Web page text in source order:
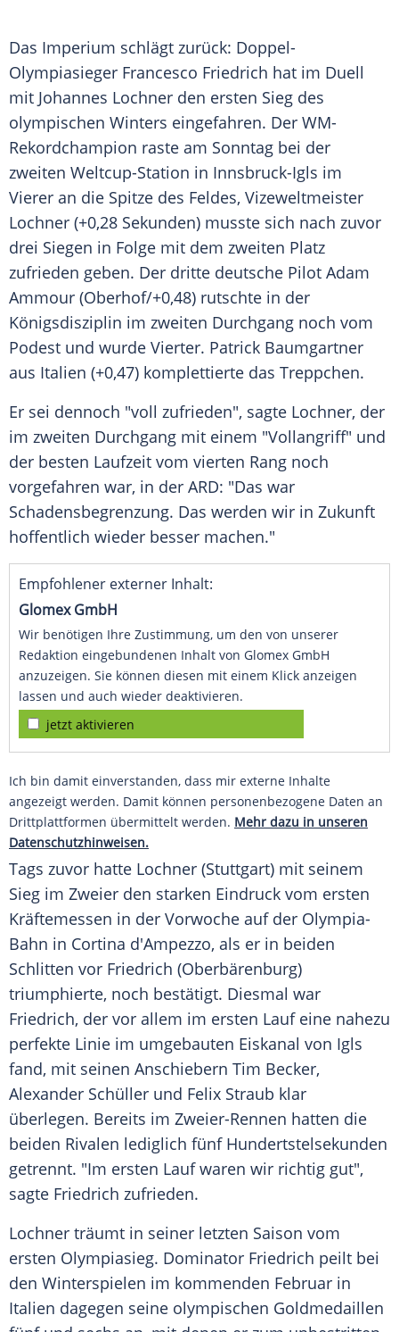
Das Imperium schlägt zurück: Doppel-
Olympiasieger Francesco Friedrich hat im Duell
mit Johannes Lochner den ersten Sieg des
olympischen Winters eingefahren. Der WM-
Rekordchampion raste am Sonntag bei der
zweiten Weltcup-Station in Innsbruck-Igls im
Vierer an die Spitze des Feldes, Vizeweltmeister
Lochner (+0,28 Sekunden) musste sich nach zuvor
drei Siegen in Folge mit dem zweiten Platz
zufrieden geben. Der dritte deutsche Pilot Adam
Ammour (Oberhof/+0,48) rutschte in der
Königsdisziplin im zweiten Durchgang noch vom
Podest und wurde Vierter. Patrick Baumgartner
aus Italien (+0,47) komplettierte das Treppchen.
Er sei dennoch "voll zufrieden", sagte Lochner, der
im zweiten Durchgang mit einem "Vollangriff" und
der besten Laufzeit vom vierten Rang noch
vorgefahren war, in der ARD: "Das war
Schadensbegrenzung. Das werden wir in Zukunft
hoffentlich wieder besser machen."
Empfohlener externer Inhalt:
Glomex GmbH
Wir benötigen Ihre Zustimmung, um den von unserer
Redaktion eingebundenen Inhalt von Glomex GmbH
anzuzeigen. Sie können diesen mit einem Klick anzeigen
lassen und auch wieder deaktivieren.
jetzt aktivieren
Ich bin damit einverstanden, dass mir externe Inhalte
angezeigt werden. Damit können personenbezogene Daten an
Drittplattformen übermittelt werden. Mehr dazu in unseren
Datenschutzhinweisen.
Tags zuvor hatte Lochner (Stuttgart) mit seinem
Sieg im Zweier den starken Eindruck vom ersten
Kräftemessen in der Vorwoche auf der Olympia-
Bahn in Cortina d'Ampezzo, als er in beiden
Schlitten vor Friedrich (Oberbärenburg)
triumphierte, noch bestätigt. Diesmal war
Friedrich, der vor allem im ersten Lauf eine nahezu
perfekte Linie im umgebauten Eiskanal von Igls
fand, mit seinen Anschiebern Tim Becker,
Alexander Schüller und Felix Straub klar
überlegen. Bereits im Zweier-Rennen hatten die
beiden Rivalen lediglich fünf Hundertstelsekunden
getrennt. "Im ersten Lauf waren wir richtig gut",
sagte Friedrich zufrieden.
Lochner träumt in seiner letzten Saison vom
ersten Olympiasieg. Dominator Friedrich peilt bei
den Winterspielen im kommenden Februar in
Italien dagegen seine olympischen Goldmedaillen